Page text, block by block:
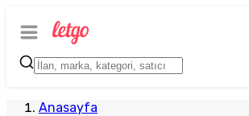
Anasayfa
Plus Satıcı